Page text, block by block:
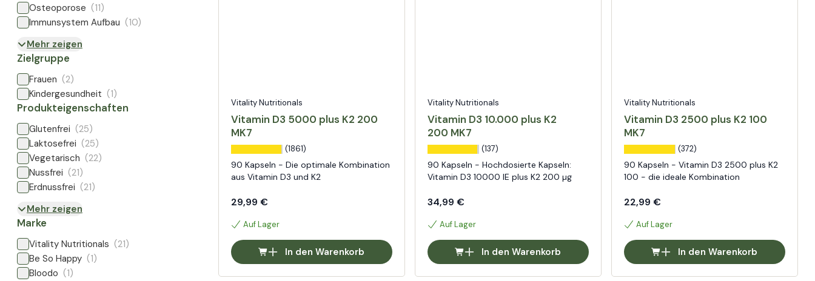
Osteoporose (11)
Immunsystem Aufbau (10)
Mehr zeigen
Zielgruppe
Frauen (2)
Kindergesundheit (1)
Produkteigenschaften
Glutenfrei (25)
Laktosefrei (25)
Vegetarisch (22)
Nussfrei (21)
Erdnussfrei (21)
Mehr zeigen
Marke
Vitality Nutritionals (21)
Be So Happy (1)
Bloodo (1)
Vitality Nutritionals
Vitamin D3 5000 plus K2 200
MK7
(1861)
90 Kapseln - Die optimale Kombination
aus Vitamin D3 und K2
29,99 €
Auf Lager
In den Warenkorb
Vitality Nutritionals
Vitamin D3 10.000 plus K2
200 MK7
(137)
90 Kapseln - Hochdosierte Kapseln:
Vitamin D3 10000 IE plus K2 200 µg
34,99 €
Auf Lager
In den Warenkorb
Vitality Nutritionals
Vitamin D3 2500 plus K2 100
MK7
(372)
90 Kapseln - Vitamin D3 2500 plus K2
100 - die ideale Kombination
22,99 €
Auf Lager
In den Warenkorb